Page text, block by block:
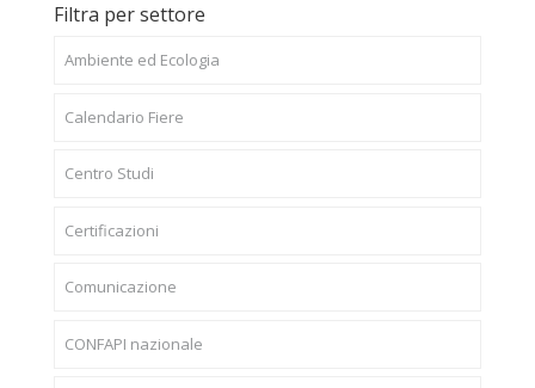
Filtra per settore
Ambiente ed Ecologia
Calendario Fiere
Centro Studi
Certificazioni
Comunicazione
CONFAPI nazionale